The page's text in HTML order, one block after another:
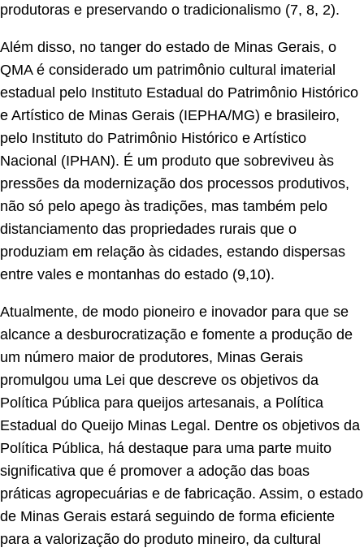
produtoras e preservando o tradicionalismo (7, 8, 2).
Além disso, no tanger do estado de Minas Gerais, o
QMA é considerado um patrimônio cultural imaterial
estadual pelo Instituto Estadual do Patrimônio Histórico
e Artístico de Minas Gerais (IEPHA/MG) e brasileiro,
pelo Instituto do Patrimônio Histórico e Artístico
Nacional (IPHAN). É um produto que sobreviveu às
pressões da modernização dos processos produtivos,
não só pelo apego às tradições, mas também pelo
distanciamento das propriedades rurais que o
produziam em relação às cidades, estando dispersas
entre vales e montanhas do estado (9,10).
Atualmente, de modo pioneiro e inovador para que se
alcance a desburocratização e fomente a produção de
um número maior de produtores, Minas Gerais
promulgou uma Lei que descreve os objetivos da
Política Pública para queijos artesanais, a Política
Estadual do Queijo Minas Legal. Dentre os objetivos da
Política Pública, há destaque para uma parte muito
significativa que é promover a adoção das boas
práticas agropecuárias e de fabricação. Assim, o estado
de Minas Gerais estará seguindo de forma eficiente
para a valorização do produto mineiro, da cultural